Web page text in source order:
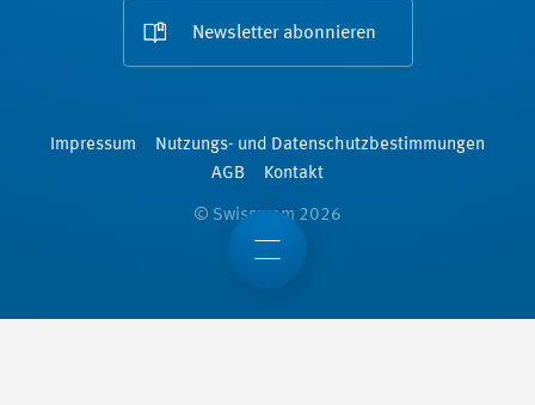
Newsletter abonnieren
Impressum
Nutzungs- und Datenschutzbestimmungen
AGB
Kontakt
© Swissmem 2026